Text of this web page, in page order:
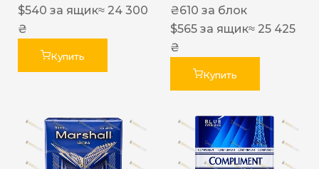
$540 за ящик≈ 24 300
₴
Купить
₴610 за блок
$565 за ящик≈ 25 425
₴
Купить